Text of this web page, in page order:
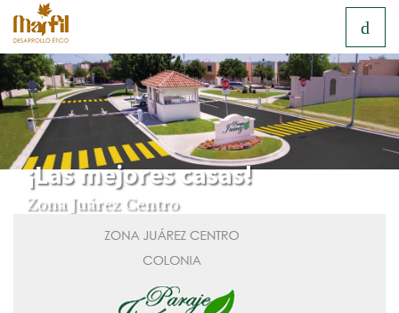
¡Las mejores casas!
Zona Juárez Centro